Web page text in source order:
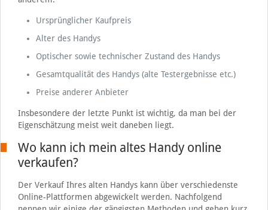
Ursprünglicher Kaufpreis
Alter des Handys
Optischer sowie technischer Zustand des Handys
Gesamtqualität des Handys (alte Testergebnisse etc.)
Preise anderer Anbieter
Insbesondere der letzte Punkt ist wichtig, da man bei der
Eigenschätzung meist weit daneben liegt.
Wo kann ich mein altes Handy online
verkaufen?
Der Verkauf Ihres alten Handys kann über verschiedenste
Online-Plattformen abgewickelt werden. Nachfolgend